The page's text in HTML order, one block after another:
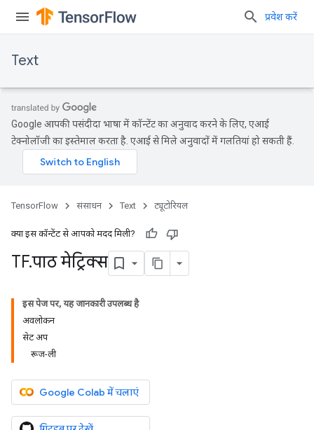
प्रवेश करें
Text
Google आपकी पसंदीदा भाषा में कॉन्टेंट का अनुवाद करने के लिए, एआई
टेक्नोलॉजी का इस्तेमाल करता है. एआई से मिले अनुवादों में गलतियां हो सकती हैं.
TensorFlow संसाधन Text ट्यूटोरियल
क्या इस कॉन्टेंट से आपको मदद मिली?
TF.पाठ मेट्रिक्स
इस पेज पर, यह जानकारी उपलब्ध है
अवलोकन
सेट अप
रूज-ली
Google Colab में चलाएं